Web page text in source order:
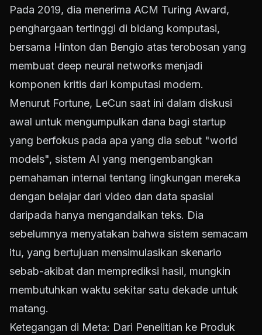
Pada 2019, dia menerima ACM Turing Award,
penghargaan tertinggi di bidang komputasi,
bersama Hinton dan Bengio atas terobosan yang
membuat deep neural networks menjadi
komponen kritis dari komputasi modern.
Menurut Fortune, LeCun saat ini dalam diskusi
awal untuk mengumpulkan dana bagi startup
yang berfokus pada apa yang dia sebut "world
models", sistem AI yang mengembangkan
pemahaman internal tentang lingkungan mereka
dengan belajar dari video dan data spasial
daripada hanya mengandalkan teks. Dia
sebelumnya menyatakan bahwa sistem semacam
itu, yang bertujuan mensimulasikan skenario
sebab-akibat dan memprediksi hasil, mungkin
membutuhkan waktu sekitar satu dekade untuk
matang.
Ketegangan di Meta: Dari Penelitian ke Produk